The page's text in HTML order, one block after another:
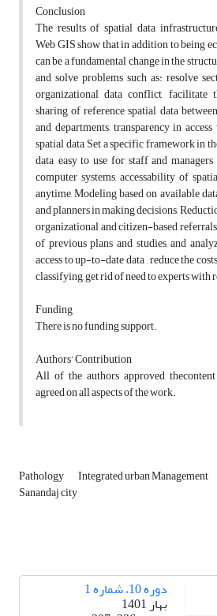
Conclusion
The results of spatial data
Web GIS show that in addition to being
can be a fundamental change in the
and solve problems such as: resolve
organizational data conflict, facilitate
sharing of reference spatial data
and departments, transparency in
spatial data, Set a specific framework in
data ,easy to use for staff and
computer systems, accessability of
anytime, Modeling based on available
and planners in making decisions,
organizational and citizen-based
of previous plans and studies, and
access to up-to-date data , reduce the
classifying, get rid of need to experts with
Funding
There is no funding support.
Authors’ Contribution
All of the authors approved
agreed on all aspects of the work.
Pathology Integrated urban Management
Sanandaj city
دوره 10، شماره 1
بهار 1401